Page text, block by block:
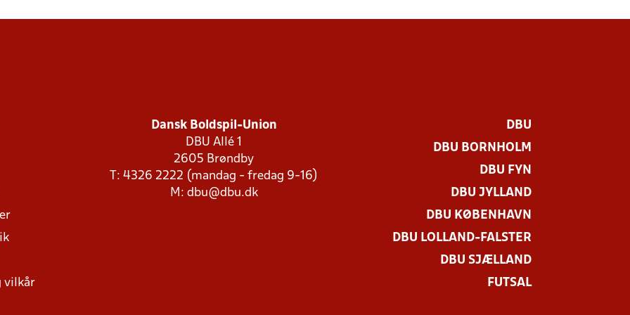
vilkår
Dansk Boldspil-Union
DBU Allé 1
2605 Brøndby
T: 4326 2222 (mandag - fredag 9-16)
M: dbu@dbu.dk
DBU
DBU BORNHOLM
DBU FYN
DBU JYLLAND
DBU KØBENHAVN
DBU LOLLAND-FALSTER
DBU SJÆLLAND
FUTSAL